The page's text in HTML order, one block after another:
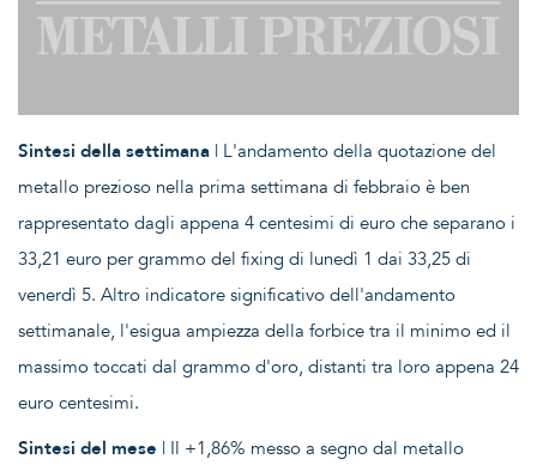
Sintesi della settimana | L'andamento della quotazione del
metallo prezioso nella prima settimana di febbraio è ben
rappresentato dagli appena 4 centesimi di euro che separano i
33,21 euro per grammo del fixing di lunedì 1 dai 33,25 di
venerdì 5. Altro indicatore significativo dell'andamento
settimanale, l'esigua ampiezza della forbice tra il minimo ed il
massimo toccati dal grammo d'oro, distanti tra loro appena 24
euro centesimi.
Sintesi del mese | Il +1,86% messo a segno dal metallo